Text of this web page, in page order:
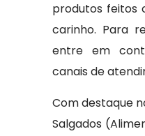
produtos feitos
carinho. Para
entre em
canais de
Com destaque
Salgados